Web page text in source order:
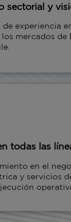
sectorial y
de experiencia
mercados de
todas las
en el
y servicios